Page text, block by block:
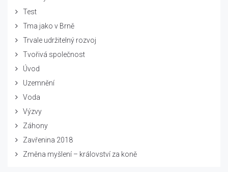
Test
Tma jako v Brně
Trvale udržitelný rozvoj
Tvořivá společnost
Úvod
Uzemnění
Voda
Výzvy
Záhony
Zavřenina 2018
Změna myšlení – království za koně